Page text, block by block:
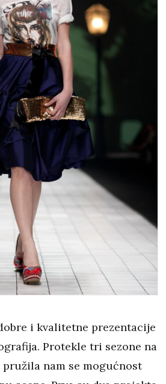
i kvalitetne prezentacije
Protekle tri sezone na
pružila nam se mogućnost